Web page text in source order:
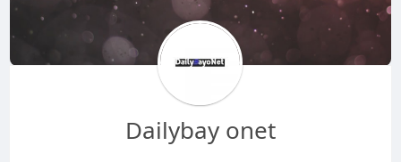
Dailybay onet